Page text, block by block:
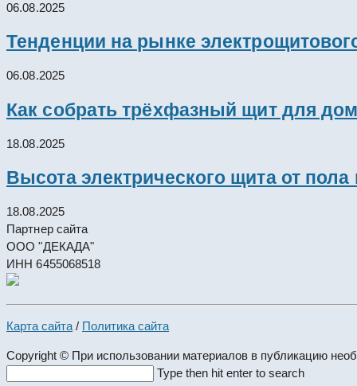
06.08.2025
Тенденции на рынке
06.08.2025
Как собрать трёхфазный щит для
18.08.2025
Высота электрического щита от
18.08.2025
Партнер сайта
ООО "ДЕКАДА"
ИНН 6455068518
Карта сайта / Политика сайта
Copyright © При использовании материалов в публикацию
Type then hit enter to search